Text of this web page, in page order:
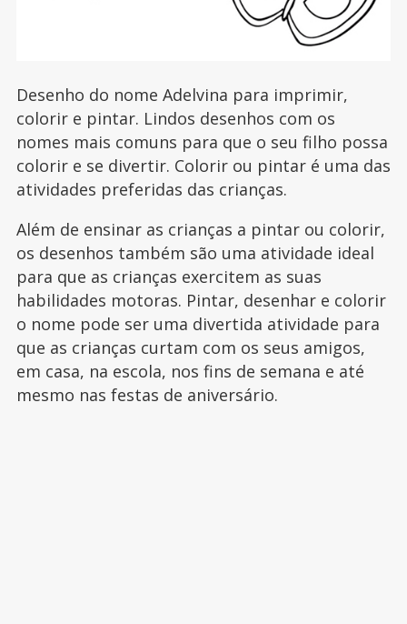
Desenho do nome Adelvina para imprimir,
colorir e pintar. Lindos desenhos com os
nomes mais comuns para que o seu filho possa
colorir e se divertir. Colorir ou pintar é uma das
atividades preferidas das crianças.
Além de ensinar as crianças a pintar ou colorir,
os desenhos também são uma atividade ideal
para que as crianças exercitem as suas
habilidades motoras. Pintar, desenhar e colorir
o nome pode ser uma divertida atividade para
que as crianças curtam com os seus amigos,
em casa, na escola, nos fins de semana e até
mesmo nas festas de aniversário.